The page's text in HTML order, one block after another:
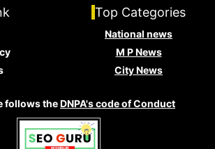
Top Categories
National news
M P News
City News
follows theDNPA's code of Conduct